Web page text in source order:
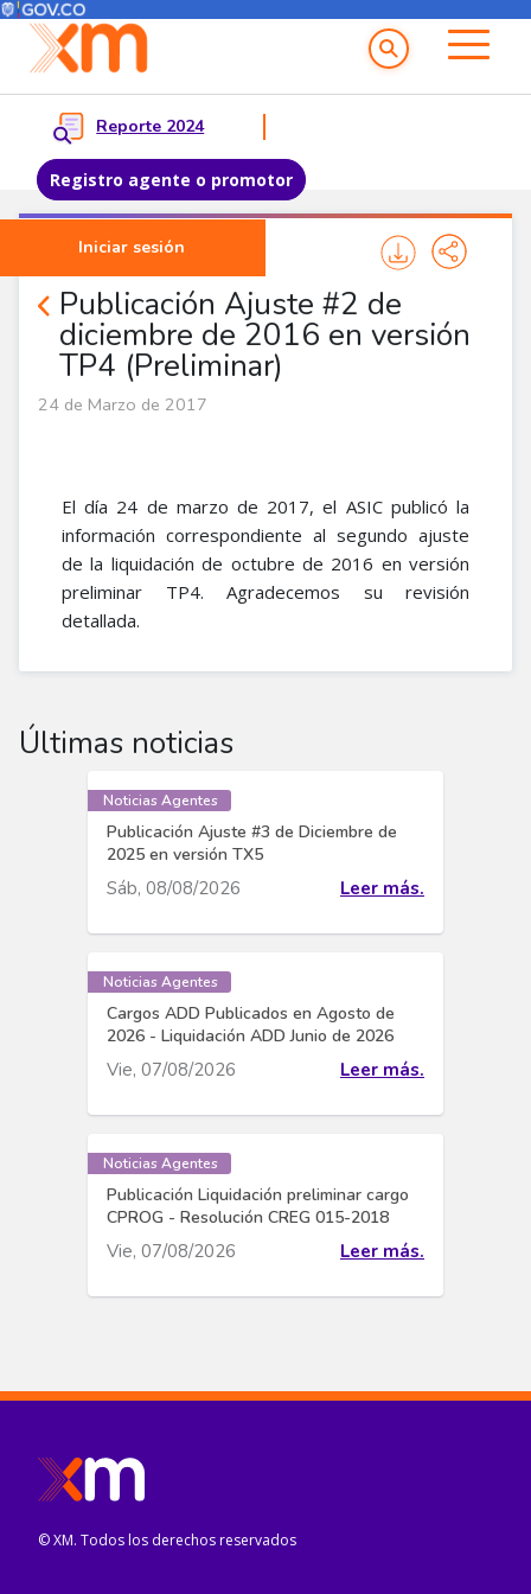
Pasar al contenido principal
Menú del Usuario
Reporte 2024
Registro agente o promotor
Iniciar sesión
Menu principal
Publicación Ajuste #2 de
diciembre de 2016 en versión
TP4 (Preliminar)
Noticias Corporativas
24 de Marzo de 2017
El día 24 de marzo de 2017, el ASIC publicó la
información correspondiente al segundo ajuste
de la liquidación de octubre de 2016 en versión
preliminar TP4. Agradecemos su revisión
detallada.
Últimas noticias
Noticias Agentes
Publicación Ajuste #3 de Diciembre de
2025 en versión TX5
Sáb, 08/08/2026 Leer más.
Noticias Agentes
Cargos ADD Publicados en Agosto de
2026 - Liquidación ADD Junio de 2026
Vie, 07/08/2026 Leer más.
Noticias Agentes
Publicación Liquidación preliminar cargo
CPROG - Resolución CREG 015-2018
Vie, 07/08/2026 Leer más.
© XM. Todos los derechos reservados